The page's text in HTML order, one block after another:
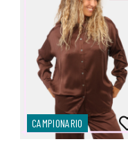
CAMPIONARIO